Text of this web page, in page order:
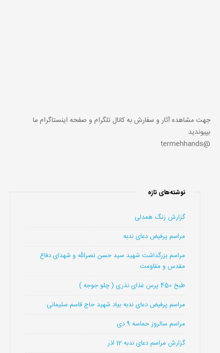
جهت مشاهده آثار و سفارش به کانال تلگرام و صفحه اینستاگرام ما
بپیوندید
@termehhands
نوشته‌های تازه
گزارش زنگ همدلی
مراسم پرفیض دعای ندبه
مراسم بزرگداشت شهید سید حسن نصرالله و شهدای دفاع
مقدس و مقاومت
طبخ 450 پرس غذای نذری ( چلو جوجه )
مراسم پرفیض دعای ندبه بیاد شهید حاج قاسم سلیمانی
مراسم سالروز حماسه 9 دی
گزارش مراسم دعای ندبه 12 اذر